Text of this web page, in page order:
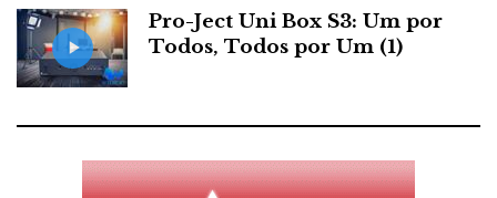
apenas uma opção técnica: eram uma afirmação de
identidade.
Pro-Ject Uni Box S3: Um por
Todos, Todos por Um (1)